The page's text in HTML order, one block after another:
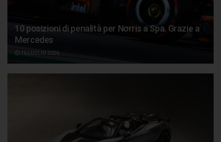
10 posizioni di penalità per Norris a Spa. Grazie a
Mercedes
16 LUGLIO 2026